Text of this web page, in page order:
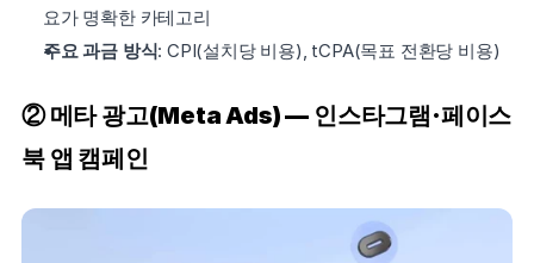
요가 명확한 카테고리
주요 과금 방식: CPI(설치당 비용), tCPA(목표 전환당 비용)
② 메타 광고(Meta Ads) — 인스타그램·페이스
북 앱 캠페인